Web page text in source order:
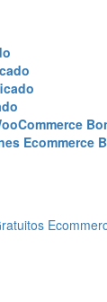
Ecommerce